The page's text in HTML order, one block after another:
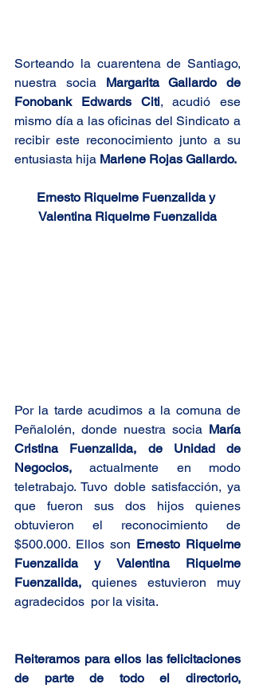
Sorteando la cuarentena de Santiago,
nuestra socia Margarita Gallardo de
Fonobank Edwards Citi, acudió ese
mismo día a las oficinas del Sindicato a
recibir este reconocimiento junto a su
entusiasta hija Marlene Rojas Gallardo.
Ernesto Riquelme Fuenzalida y
Valentina Riquelme Fuenzalida
Por la tarde acudimos a la comuna de
Peñalolén, donde nuestra socia María
Cristina Fuenzalida, de Unidad de
Negocios, actualmente en modo
teletrabajo. Tuvo doble satisfacción, ya
que fueron sus dos hijos quienes
obtuvieron el reconocimiento de
$500.000. Ellos son Ernesto Riquelme
Fuenzalida y Valentina Riquelme
Fuenzalida, quienes estuvieron muy
agradecidos  por la visita.
Reiteramos para ellos las felicitaciones
de parte de todo el directorio,